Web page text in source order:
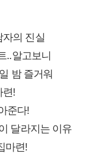
의 진실
..알고보니
밤 즐거워
련!
준다!
달라지는 이유
마련!